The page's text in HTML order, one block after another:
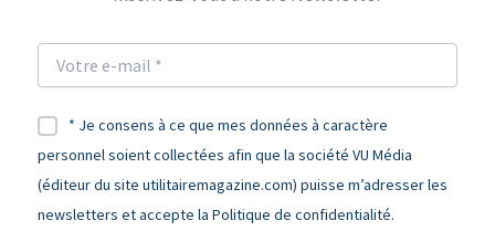
* Je consens à ce que mes données à caractère
personnel soient collectées afin que la société VU Média
(éditeur du site utilitairemagazine.com) puisse m’adresser les
newsletters et accepte la Politique de confidentialité.